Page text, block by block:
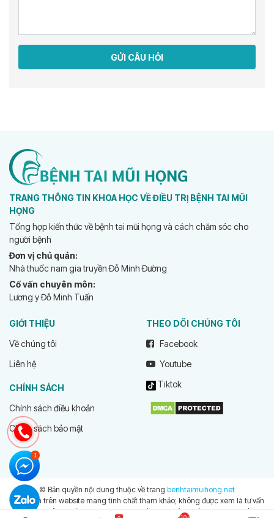
GỬI CÂU HỎI
TRANG THÔNG TIN KHOA HỌC VỀ ĐIỀU TRỊ BỆNH TAI MŨI
HỌNG
Tổng hợp kiến thức về bệnh tai mũi họng và cách chăm sóc cho
người bệnh
Đơn vị chủ quản:
Nhà thuốc nam gia truyền Đỗ Minh Đường
Cố vấn chuyên môn:
Lương y Đỗ Minh Tuấn
GIỚI THIỆU
Về chúng tôi
Liên hệ
CHÍNH SÁCH
Chính sách điều khoản
Chính sách bảo mật
THEO DÕI CHÚNG TÔI
Facebook
Youtube
Tiktok
© Bản quyền nội dung thuộc về trang benhtaimuihong.net
Thông tin trên website mang tính chất tham khảo; không được xem là tư vấn
y khoa và không nhằm mục đích thay thế cho tư vấn, chẩn đoán hoặc điều trị